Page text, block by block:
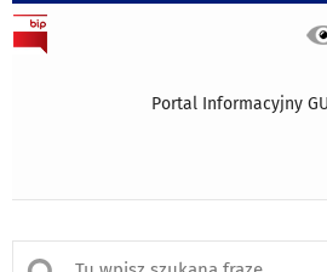
Portal Informacyjny